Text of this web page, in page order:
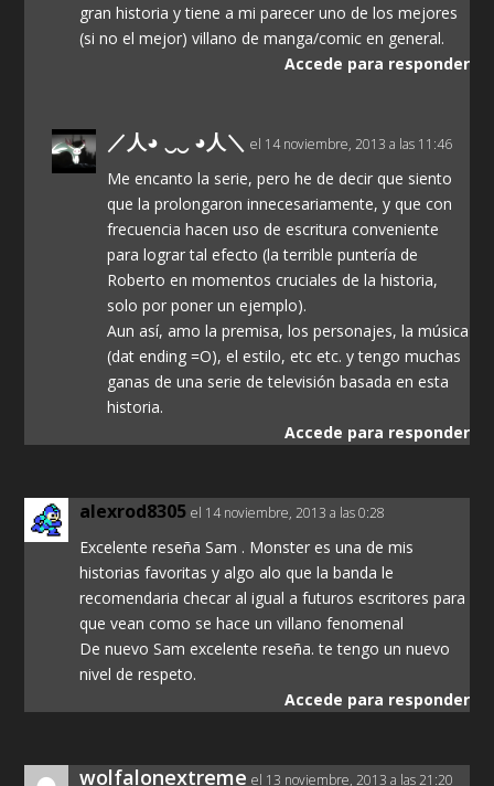
gran historia y tiene a mi parecer uno de los mejores
(si no el mejor) villano de manga/comic en general.
Accede para responder
／人◕ ‿‿ ◕人＼ el 14 noviembre, 2013 a las 11:46
Me encanto la serie, pero he de decir que siento
que la prolongaron innecesariamente, y que con
frecuencia hacen uso de escritura conveniente
para lograr tal efecto (la terrible puntería de
Roberto en momentos cruciales de la historia,
solo por poner un ejemplo).
Aun así, amo la premisa, los personajes, la música
(dat ending =O), el estilo, etc etc. y tengo muchas
ganas de una serie de televisión basada en esta
historia.
Accede para responder
alexrod8305 el 14 noviembre, 2013 a las 0:28
Excelente reseña Sam . Monster es una de mis
historias favoritas y algo alo que la banda le
recomendaria checar al igual a futuros escritores para
que vean como se hace un villano fenomenal
De nuevo Sam excelente reseña. te tengo un nuevo
nivel de respeto.
Accede para responder
wolfalonextreme el 13 noviembre, 2013 a las 21:20